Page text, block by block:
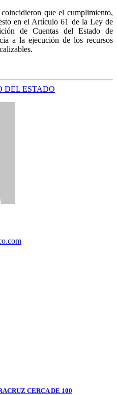
que el cumplimiento,
en el Artículo 61 de la Ley de
de Cuentas del Estado de
a la ejecución de los recursos
DEL ESTADO
CERCA DE 100